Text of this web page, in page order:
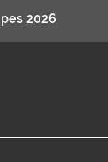
2026